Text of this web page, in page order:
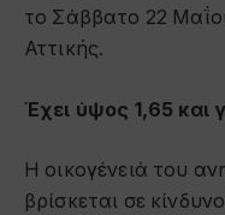
το Σάββατο 22
Αττικής.
Έχει ύψος 1,65 και
Η οικογένειά του
βρίσκεται σε